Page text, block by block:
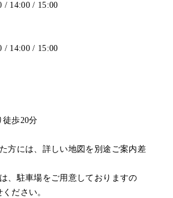
/ 14:00 / 15:00
/ 14:00 / 15:00
徒歩20分
方には、詳しい地図を別途ご案内差
、駐車場をご用意しておりますの
ださい。